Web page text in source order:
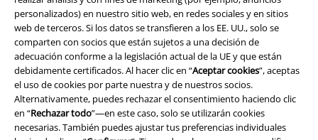
personalizados) en nuestro sitio web, en redes sociales y en sitios
web de terceros. Si los datos se transfieren a los EE. UU., solo se
comparten con socios que están sujetos a una decisión de
adecuación conforme a la legislación actual de la UE y que están
debidamente certificados. Al hacer clic en “Aceptar cookies”, aceptas
el uso de cookies por parte nuestra y de nuestros socios.
Alternativamente, puedes rechazar el consentimiento haciendo clic
en “Rechazar todo”—en este caso, solo se utilizarán cookies
necesarias. También puedes ajustar tus preferencias individuales
Ley protección de datos
Eliminación de residuos y protección del medioambiente
Declaración de Conformidad
Información sobre accesibilidad